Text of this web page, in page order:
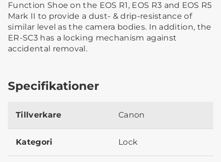
Function Shoe on the EOS R1, EOS R3 and EOS R5
Mark II to provide a dust- & drip-resistance of
similar level as the camera bodies. In addition, the
ER-SC3 has a locking mechanism against
accidental removal.
Specifikationer
Tillverkare Canon
Kategori Lock